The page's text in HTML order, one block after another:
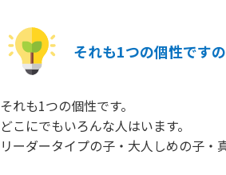
それも1つの個性です
それも1つの個性です。
どこにでもいろんな人はいます。
リーダータイプの子・大人しめの子・